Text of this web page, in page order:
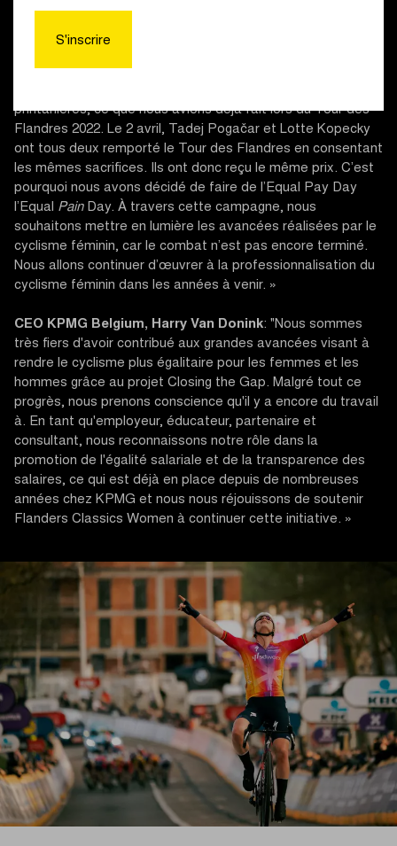
« Closing the Gap est un projet sur plusieurs années »,
Classics. « Cette année, nous avons décidé d’attribuer les
printanières, ce que nous avions déjà fait lors du Tour des
Flandres 2022. Le 2 avril, Tadej Pogačar et Lotte Kopecky
ont tous deux remporté le Tour des Flandres en consentant
les mêmes sacrifices. Ils ont donc reçu le même prix. C’est
pourquoi nous avons décidé de faire de l’Equal Pay Day
l’Equal PainDay. À travers cette campagne, nous
souhaitons mettre en lumière les avancées réalisées par le
cyclisme féminin, car le combat n’est pas encore terminé.
Nous allons continuer d’œuvrer à la professionnalisation du
cyclisme féminin dans les années à venir. »
CEO KPMG Belgium, Harry Van Donink: "Nous sommes
très fiers d'avoir contribué aux grandes avancées visant à
rendre le cyclisme plus égalitaire pour les femmes et les
hommes grâce au projet Closing the Gap. Malgré tout ce
progrès, nous prenons conscience qu'il y a encore du travail
à. En tant qu'employeur, éducateur, partenaire et
consultant, nous reconnaissons notre rôle dans la
promotion de l'égalité salariale et de la transparence des
salaires, ce qui est déjà en place depuis de nombreuses
années chez KPMG et nous nous réjouissons de soutenir
Flanders Classics Women à continuer cette initiative. »
S'inscrire